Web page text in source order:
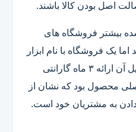
اصل بودن کالا باشند.
بیشتر فروشگاه های
اما یک فروشگاه با نام ابزار
فروشی توجه را جلب کرد و دلیل آن ارائه ۳ ماه گارانتی
محصول بود که نشان از
به مشتریان خود است.